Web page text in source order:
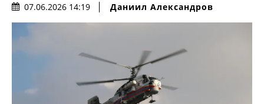
07.06.2026 14:19 Даниил Александров